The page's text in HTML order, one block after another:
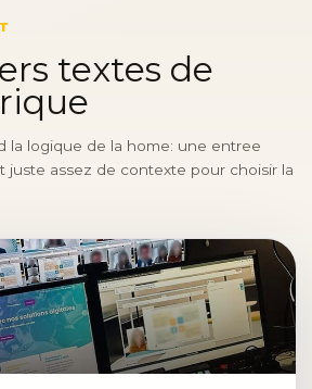
textes de
la logique de la home: une entree
juste assez de contexte pour choisir la